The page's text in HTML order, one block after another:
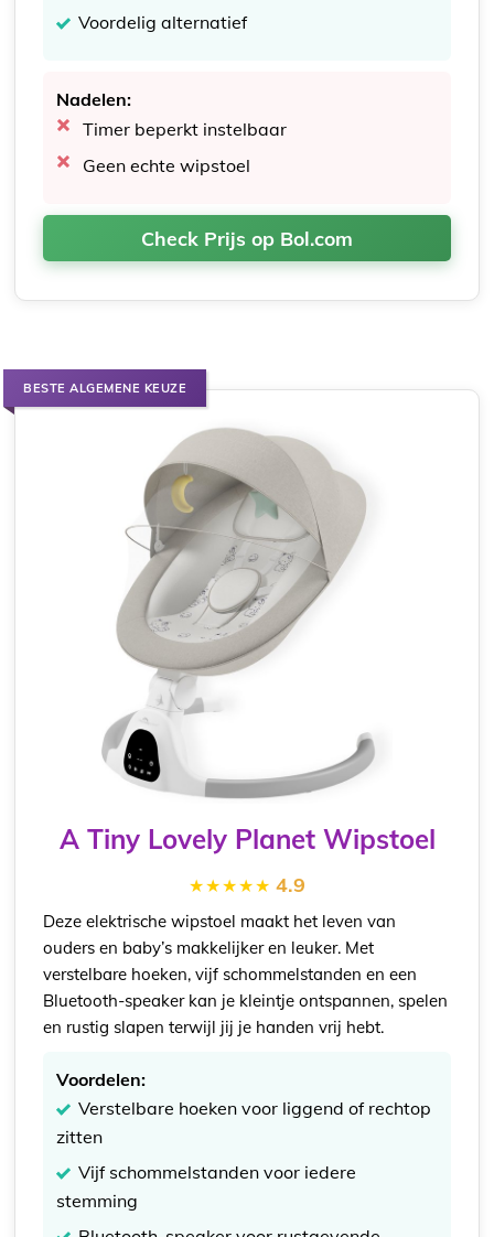
Voordelig alternatief
Nadelen:
Timer beperkt instelbaar
Geen echte wipstoel
Check Prijs op Bol.com
BESTE ALGEMENE KEUZE
A Tiny Lovely Planet Wipstoel
4.9
Deze elektrische wipstoel maakt het leven van
ouders en baby’s makkelijker en leuker. Met
verstelbare hoeken, vijf schommelstanden en een
Bluetooth-speaker kan je kleintje ontspannen, spelen
en rustig slapen terwijl jij je handen vrij hebt.
Voordelen:
Verstelbare hoeken voor liggend of rechtop
zitten
Vijf schommelstanden voor iedere
stemming